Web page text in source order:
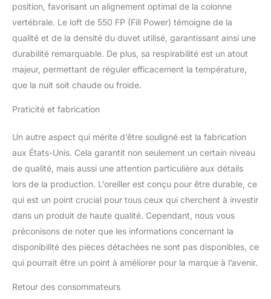
position, favorisant un alignement optimal de la colonne
vertébrale. Le loft de 550 FP (Fill Power) témoigne de la
qualité et de la densité du duvet utilisé, garantissant ainsi une
durabilité remarquable. De plus, sa respirabilité est un atout
majeur, permettant de réguler efficacement la température,
que la nuit soit chaude ou froide.
Praticité et fabrication
Un autre aspect qui mérite d’être souligné est la fabrication
aux États-Unis. Cela garantit non seulement un certain niveau
de qualité, mais aussi une attention particulière aux détails
lors de la production. L’oreiller est conçu pour être durable, ce
qui est un point crucial pour tous ceux qui cherchent à investir
dans un produit de haute qualité. Cependant, nous vous
préconisons de noter que les informations concernant la
disponibilité des pièces détachées ne sont pas disponibles, ce
qui pourrait être un point à améliorer pour la marque à l’avenir.
Retour des consommateurs